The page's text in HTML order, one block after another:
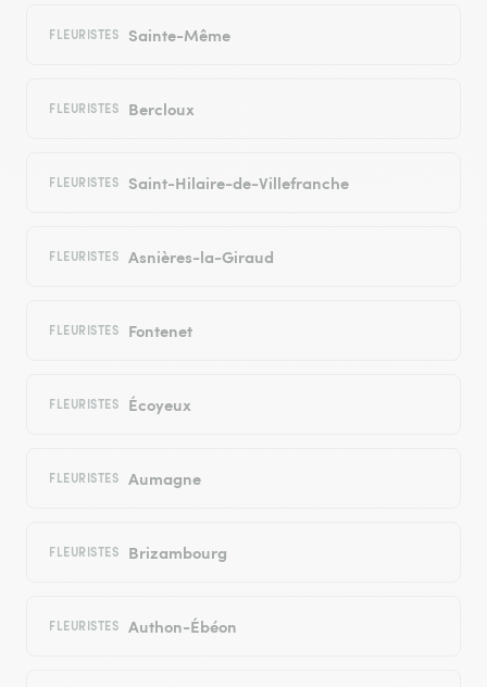
FLEURISTES Sainte-Même
FLEURISTES Bercloux
FLEURISTES Saint-Hilaire-de-Villefranche
FLEURISTES Asnières-la-Giraud
FLEURISTES Fontenet
FLEURISTES Écoyeux
FLEURISTES Aumagne
FLEURISTES Brizambourg
FLEURISTES Authon-Ébéon